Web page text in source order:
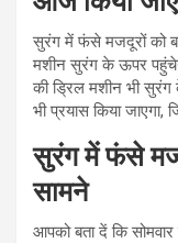
सुरंग में फंसे मजदूरों को
मशीन सुरंग के ऊपर
की ड्रिल मशीन भी सुरंग
भी प्रयास किया
सुरंग में फंसे
सामने
आपको बता दें कि